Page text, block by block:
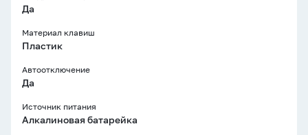
Да
Материал клавиш
Пластик
Автоотключение
Да
Источник питания
Алкалиновая батарейка